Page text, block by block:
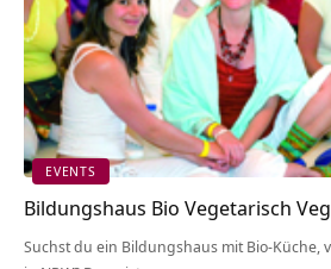
EVENTS
Bildungshaus Bio Vegetarisch
Suchst du ein Bildungshaus mit Bio-Küche,